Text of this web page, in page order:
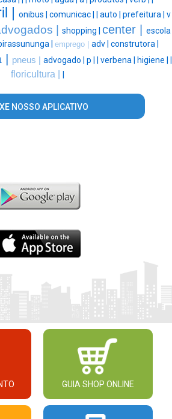
| onibus | comunicac | | auto | prefeitura | v
| shopping | center | escola
| emprego | adv | construtora |
| pneus | advogado | p | | verbena | higiene | |
floricultura | |
NOSSO APLICATIVO
GUIA SHOP ONLINE